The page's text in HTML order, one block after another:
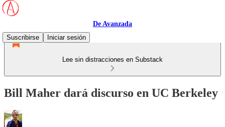
De Avanzada
Suscribirse
Iniciar sesión
Lee sin distracciones en Substack
Bill Maher dará discurso en UC Berkeley